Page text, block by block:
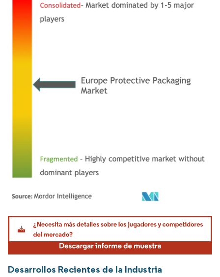
Imagen © Mordor Intelligence. El uso requiere atribución según CC BY 4.0.
Desarrollos Recientes de la Industria